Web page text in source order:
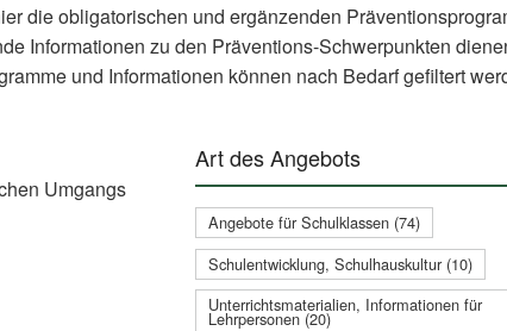
die obligatorischen und ergänzenden
Informationen zu den Präventions-Schwerpunkten
und Informationen können nach Bedarf gefiltert
Umgangs
Art des Angebots
Angebote für Schulklassen (74)
Schulentwicklung, Schulhauskultur (10)
Unterrichtsmaterialien, Informationen für
Lehrpersonen (20)